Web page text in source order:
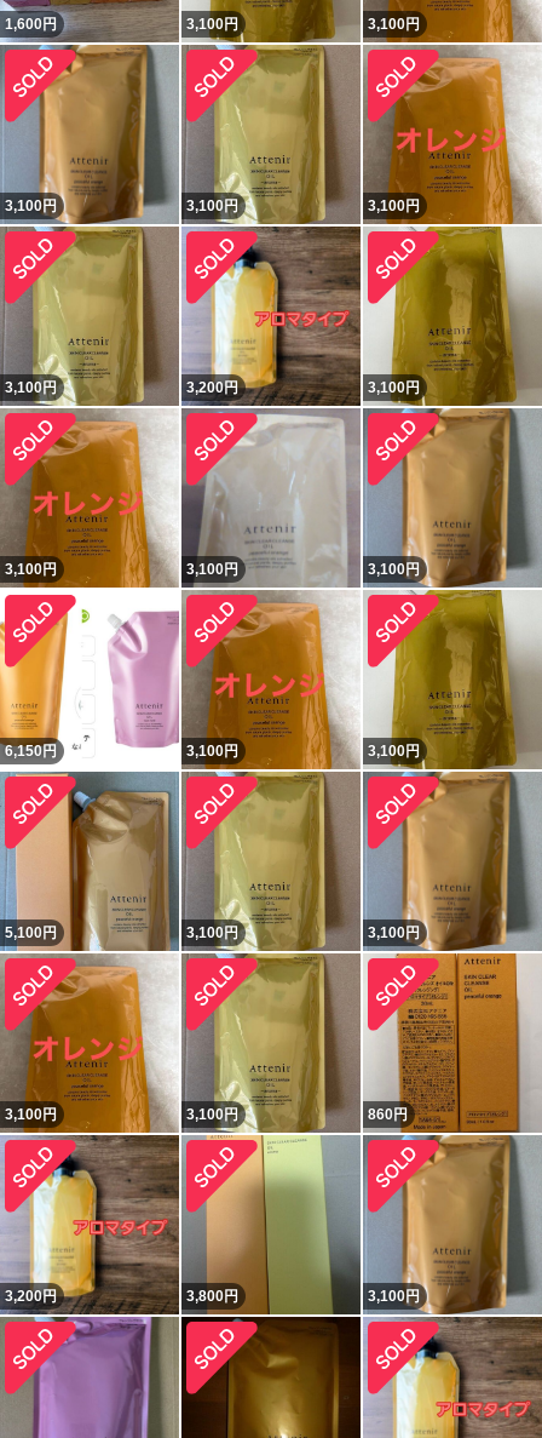
1,600円 3,100円 3,100円
3,100円 3,100円 3,100円
3,100円 3,200円 3,100円
3,100円 3,100円 3,100円
6,150円 3,100円 3,100円
5,100円 3,100円 3,100円
3,100円 3,100円 860円
3,200円 3,800円 3,100円